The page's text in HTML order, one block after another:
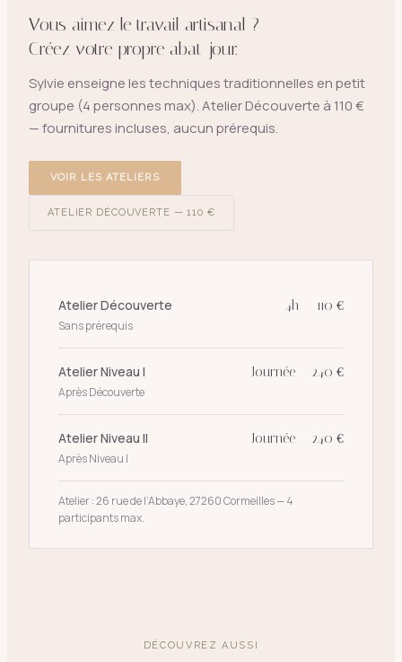
Vous aimez le travail artisanal ?
Créez votre propre abat-jour.
Sylvie enseigne les techniques traditionnelles en petit
groupe (4 personnes max). Atelier Découverte à 110 €
— fournitures incluses, aucun prérequis.
VOIR LES ATELIERS
ATELIER DÉCOUVERTE — 110 €
Atelier Découverte
Sans prérequis
4h — 110 €
Atelier Niveau I
Après Découverte
Journée — 240 €
Atelier Niveau II
Après Niveau I
Journée — 240 €
Atelier : 26 rue de l’Abbaye, 27260 Cormeilles — 4
participants max.
DÉCOUVREZ AUSSI